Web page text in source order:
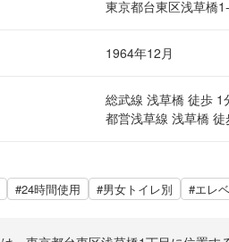
東京都台東区浅草橋
1964年12月
総武線 浅草橋 徒歩 1
都営浅草線 浅草橋
#24時間使用 #男女トイレ別 #エレ